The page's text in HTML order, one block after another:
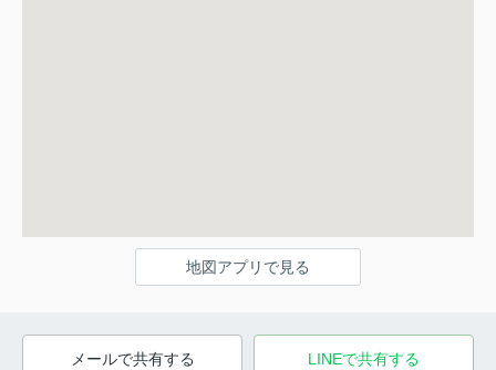
地図アプリで見る
メールで共有する LINEで共有する